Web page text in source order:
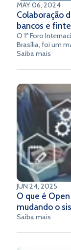
MAY 06, 2024
Colaboração
bancos e
O 1º Foro
Brasília, foi um
um diversificado
Madruga,
organizada pelo
promover o
demonstrou a
enfrentamento
Saiba mais
JUN 24, 2025
O que é
mudando o
Saiba mais